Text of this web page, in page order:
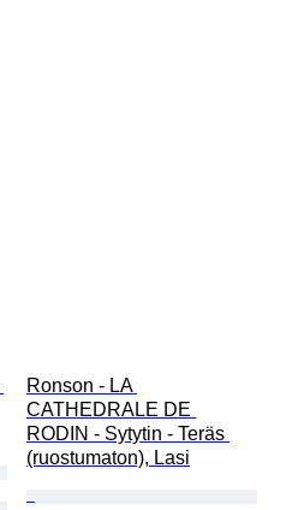
Ronson - LA
CATHEDRALE DE
RODIN - Sytytin - Teräs
(ruostumaton), Lasi